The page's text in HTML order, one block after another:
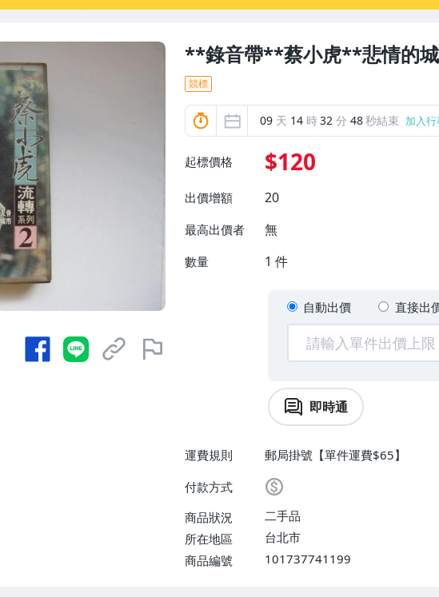
**錄音帶**蔡小虎**悲情的
競標
09 天 14 時32 分 46秒結束 加入
起標價格 $120
出價增額 20
最高出價者 無
數量 1 件
自動出價 直接出
即時通
運費規則
郵局掛號【單件運費$65】
付款方式
商品狀況
二手品
所在地區
台北市
商品編號
101737741199